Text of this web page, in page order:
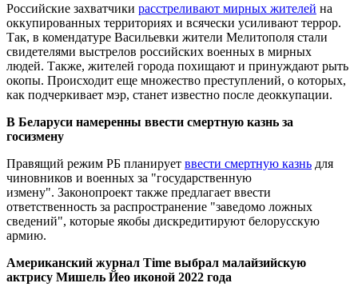
Российские захватчики расстреливают мирных жителей на
оккупированных территориях и всячески усиливают террор.
Так, в комендатуре Васильевки жители Мелитополя стали
свидетелями выстрелов российских военных в мирных
людей. Также, жителей города похищают и принуждают рыть
окопы. Происходит еще множество преступлений, о которых,
как подчеркивает мэр, станет известно после деоккупации.
В Беларуси намеренны ввести смертную казнь за
госизмену
Правящий режим РБ планирует ввести смертную казнь для
чиновников и военных за "государственную
измену". Законопроект также предлагает ввести
ответственность за распространение "заведомо ложных
сведений", которые якобы дискредитируют белорусскую
армию.
Американский журнал Time выбрал малайзийскую
актрису Мишель Йео иконой 2022 года